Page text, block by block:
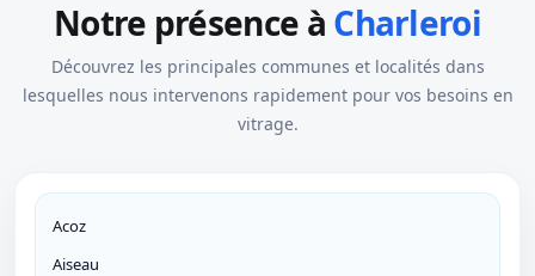
Notre présence à Charleroi
Découvrez les principales communes et localités dans
lesquelles nous intervenons rapidement pour vos besoins en
vitrage.
Acoz
Aiseau